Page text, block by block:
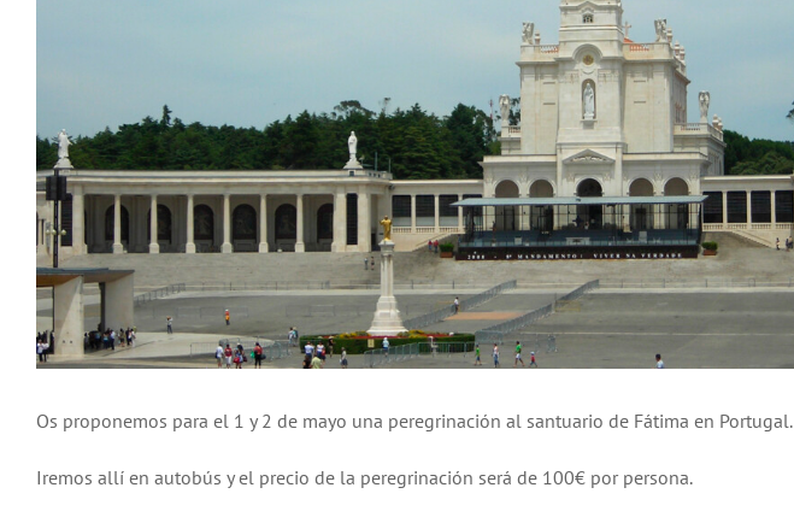
Os proponemos para el 1 y 2 de mayo una peregrinación al santuario de Fátima en Portugal.
Iremos allí en autobús y el precio de la peregrinación será de 100€ por persona.